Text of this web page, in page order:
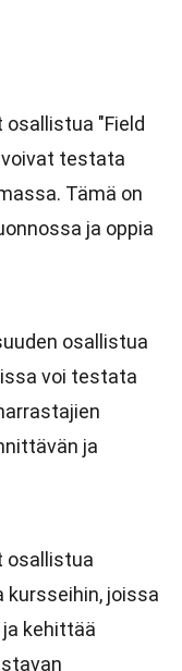
"Field
voivat testata
Tämä on
ja oppia
osallistua
voi testata
ja
osallistua
kursseihin, joissa
kehittää